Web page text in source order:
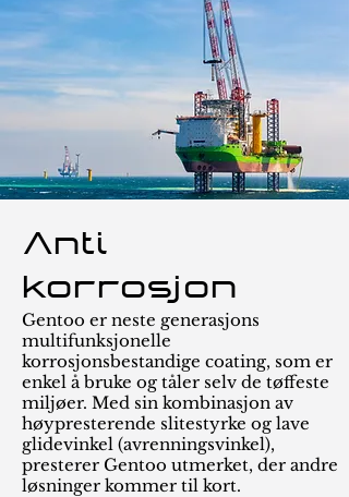
Anti
korrosjon
Gentoo er neste generasjons
multifunksjonelle
korrosjonsbestandige coating, som er
enkel å bruke og tåler selv de tøffeste
miljøer. Med sin kombinasjon av
høypresterende slitestyrke og lave
glidevinkel (avrenningsvinkel),
presterer Gentoo utmerket, der andre
løsninger kommer til kort.